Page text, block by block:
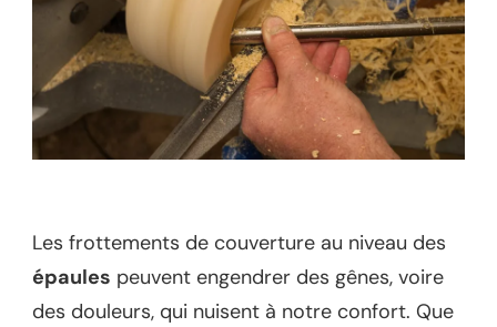
Les frottements de couverture au niveau des
épaules peuvent engendrer des gênes, voire
des douleurs, qui nuisent à notre confort. Que